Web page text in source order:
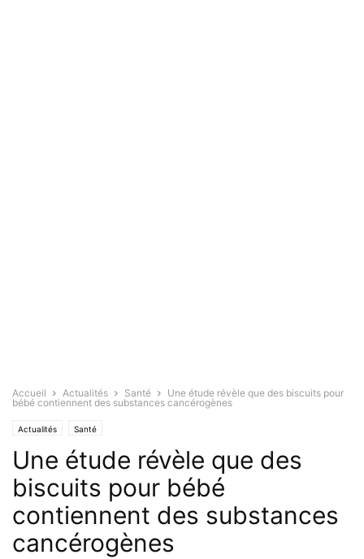
Accueil Actualités Santé
Une étude révèle que des biscuits pour
bébé contiennent des substances cancérogènes
Actualités Santé
Une étude révèle que des
biscuits pour bébé
contiennent des substances
cancérogènes